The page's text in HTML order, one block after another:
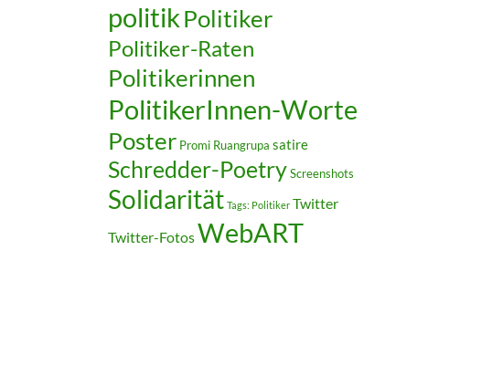
politikPolitiker
Politiker-Raten
Politikerinnen
PolitikerInnen-Worte
Poster Promi Ruangrupa satire
Schredder-PoetryScreenshots
Solidarität Tags: Politiker Twitter
Twitter-FotosWebART